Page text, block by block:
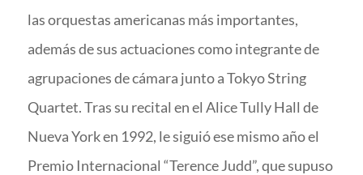
las orquestas americanas más importantes,
además de sus actuaciones como integrante de
agrupaciones de cámara junto a Tokyo String
Quartet. Tras su recital en el Alice Tully Hall de
Nueva York en 1992, le siguió ese mismo año el
Premio Internacional “Terence Judd”, que supuso